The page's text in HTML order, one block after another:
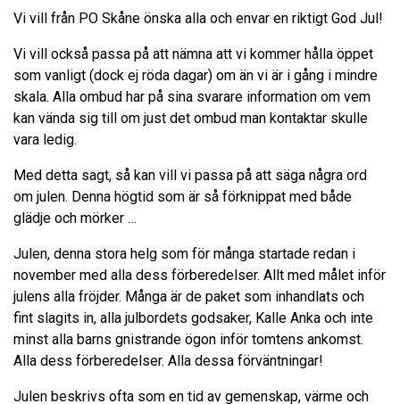
Vi vill från PO Skåne önska alla och envar en riktigt God Jul!
Vi vill också passa på att nämna att vi kommer hålla öppet
som vanligt (dock ej röda dagar) om än vi är i gång i mindre
skala. Alla ombud har på sina svarare information om vem
kan vända sig till om just det ombud man kontaktar skulle
vara ledig.
Med detta sagt, så kan vill vi passa på att säga några ord
om julen. Denna högtid som är så förknippat med både
glädje och mörker …
Julen, denna stora helg som för många startade redan i
november med alla dess förberedelser. Allt med målet inför
julens alla fröjder. Många är de paket som inhandlats och
fint slagits in, alla julbordets godsaker, Kalle Anka och inte
minst alla barns gnistrande ögon inför tomtens ankomst.
Alla dess förberedelser. Alla dessa förväntningar!
Julen beskrivs ofta som en tid av gemenskap, värme och